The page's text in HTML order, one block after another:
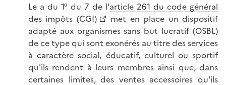
Le a du 1° du 7 de l'article 261 du code général
des impôts (CGI)
met en place un dispositif
adapté aux organismes sans but lucratif (OSBL)
de ce type qui sont exonérés au titre des services
à caractère social, éducatif, culturel ou sportif
qu'ils rendent à leurs membres ainsi que, dans
certaines limites, des ventes accessoires qu'ils